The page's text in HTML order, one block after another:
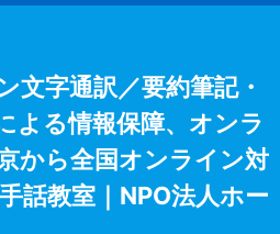
文字通訳／要約筆記・
よる情報保障、オンラ
から全国オンライン対
話教室｜NPO法人ホー